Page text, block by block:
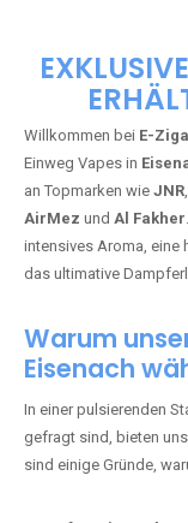
Willkommen bei E-
Einweg Vapes in
an Topmarken wie JNR,
AirMez und Al Fakher
intensives Aroma, eine
das ultimative
Warum
Eisenach
In einer pulsierenden
gefragt sind, bieten
sind einige Gründe,